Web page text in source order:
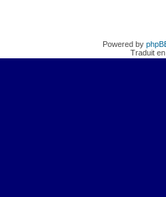
Powered by
Traduit